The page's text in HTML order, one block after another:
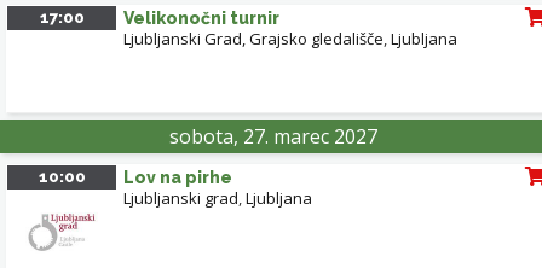
17:00 Velikonočni turnir
Ljubljanski Grad, Grajsko gledališče,Ljubljana
sobota, 27. marec 2027
10:00 Lov na pirhe
Ljubljanski grad,Ljubljana